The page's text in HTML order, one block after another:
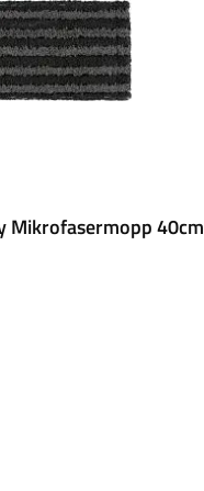
Mikrofasermopp 40cm